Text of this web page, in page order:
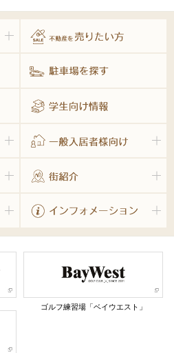
ゴルフ練習場「ベイウエスト」